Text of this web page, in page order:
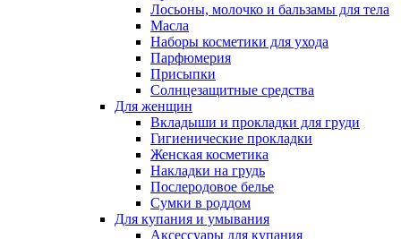
Лосьоны, молочко и бальзамы для тела
Масла
Наборы косметики для ухода
Парфюмерия
Присыпки
Солнцезащитные средства
Для женщин
Вкладыши и прокладки для груди
Гигиенические прокладки
Женская косметика
Накладки на грудь
Послеродовое белье
Сумки в роддом
Для купания и умывания
Аксессуары для купания